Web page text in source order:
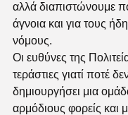
αλλά διαπιστώνουμε
άγνοια και για τους
νόμους.
Οι ευθύνες της
τεράστιες γιατί ποτέ
δημιουργήσει μια
αρμόδιους φορείς και